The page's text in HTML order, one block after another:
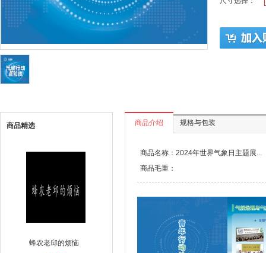
商品精选
蜂农老邱的烦恼
商品介绍 规格与包装
商品名称：2024年世界气象日主题展...
商品毛重：